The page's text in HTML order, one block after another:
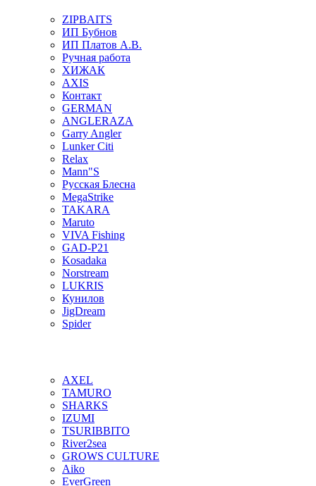
ZIPBAITS
ИП Бубнов
ИП Платов А.В.
Ручная работа
ХИЖАК
AXIS
Контакт
GERMAN
ANGLERAZA
Garry Angler
Lunker Citi
Relax
Mann"S
Русская Блесна
MegaStrike
TAKARA
Maruto
VIVA Fishing
GAD-P21
Kosadaka
Norstream
LUKRIS
Кунилов
JigDream
Spider
AXEL
TAMURO
SHARKS
IZUMI
TSURIBBITO
River2sea
GROWS CULTURE
Aiko
EverGreen